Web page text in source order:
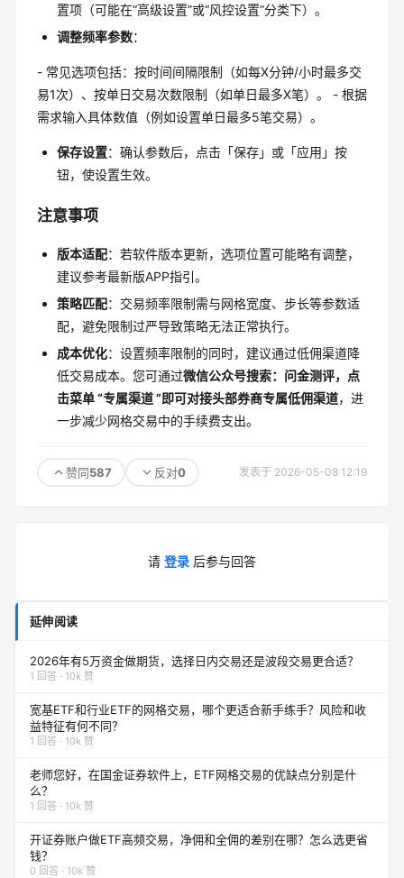
置项（可能在“高级设置”或“风控设置”分类下）。
调整频率参数：
- 常见选项包括：按时间间隔限制（如每X分钟/小时最多交
易1次）、按单日交易次数限制（如单日最多X笔）。 - 根据
需求输入具体数值（例如设置单日最多5笔交易）。
保存设置：确认参数后，点击「保存」或「应用」按
钮，使设置生效。
注意事项
版本适配：若软件版本更新，选项位置可能略有调整，
建议参考最新版APP指引。
策略匹配：交易频率限制需与网格宽度、步长等参数适
配，避免限制过严导致策略无法正常执行。
成本优化：设置频率限制的同时，建议通过低佣渠道降
低交易成本。您可通过微信公众号搜索：问金测评，点
击菜单 “专属渠道 ”即可对接头部券商专属低佣渠道，进
一步减少网格交易中的手续费支出。
赞同587 反对0 发表于 2026-05-08 12:19
请 登录 后参与回答
延伸阅读
2026年有5万资金做期货，选择日内交易还是波段交易更合适？
1 回答 · 10k 赞
宽基ETF和行业ETF的网格交易，哪个更适合新手练手？风险和收
益特征有何不同？
1 回答 · 10k 赞
老师您好，在国金证券软件上，ETF网格交易的优缺点分别是什
么？
1 回答 · 10k 赞
开证券账户做ETF高频交易，净佣和全佣的差别在哪？怎么选更省
钱？
0 回答 · 10k 赞